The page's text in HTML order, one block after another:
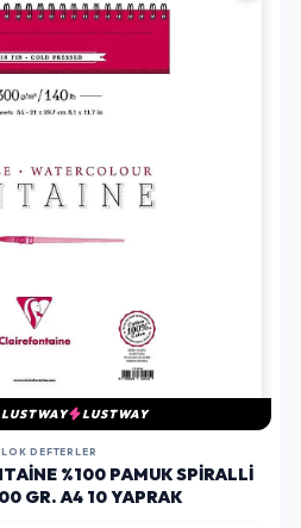
LUSTWAY LUSTWAY
DEFTERLER
%100 PAMUK SPIRALLI
GR. A4 10 YAPRAK